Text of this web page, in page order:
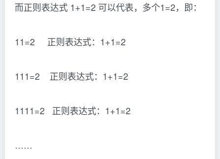
而正则表达式 1+1=2 可以代表，多个1=2，即：
11=2 正则表达式：1+1=2
111=2 正则表达式：1+1=2
1111=2 正则表达式：1+1=2
……